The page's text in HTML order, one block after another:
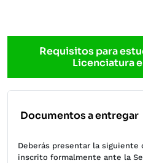
Requisitos para
Licenciatura
Documentos a entregar
Deberás presentar la siguiente
inscrito formalmente ante la